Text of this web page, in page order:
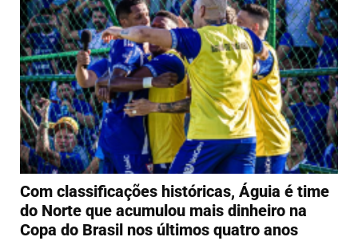
Com classificações históricas, Águia é time
do Norte que acumulou mais dinheiro na
Copa do Brasil nos últimos quatro anos